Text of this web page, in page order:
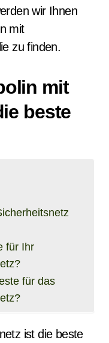
wir Ihnen
mit
zu finden.
mit
beste
für Ihr
für das
ist die beste